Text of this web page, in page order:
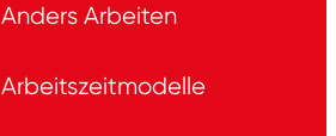
Anders Arbeiten
Arbeitszeitmodelle